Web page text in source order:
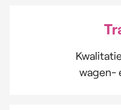
wagen-